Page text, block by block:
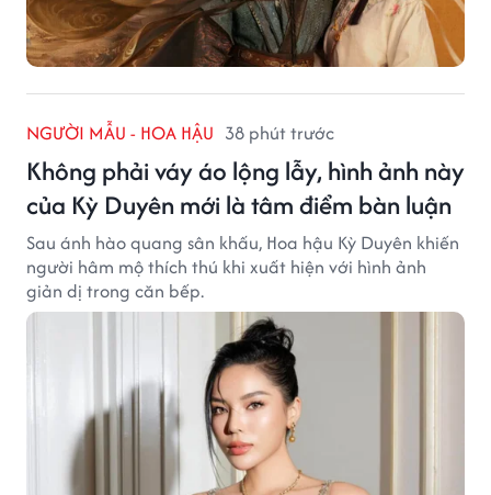
NGƯỜI MẪU - HOA HẬU 38 phút trước
Không phải váy áo lộng lẫy, hình ảnh này
của Kỳ Duyên mới là tâm điểm bàn luận
Sau ánh hào quang sân khấu, Hoa hậu Kỳ Duyên khiến
người hâm mộ thích thú khi xuất hiện với hình ảnh
giản dị trong căn bếp.